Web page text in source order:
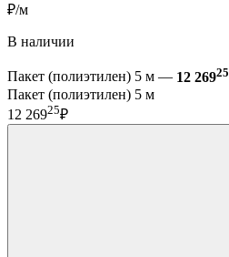
₽/м
В наличии
Пакет (полиэтилен) 5 м — 12 26925
Пакет (полиэтилен) 5 м
12 26925₽